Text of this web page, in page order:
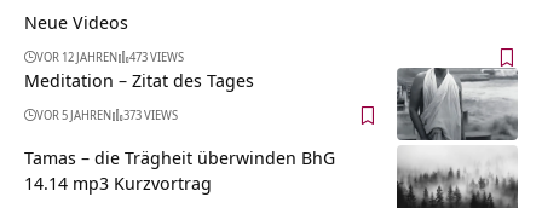
Neue Videos
VOR 12 JAHREN 473 VIEWS
Meditation – Zitat des Tages
VOR 5 JAHREN 373 VIEWS
Tamas – die Trägheit überwinden BhG
14.14 mp3 Kurzvortrag